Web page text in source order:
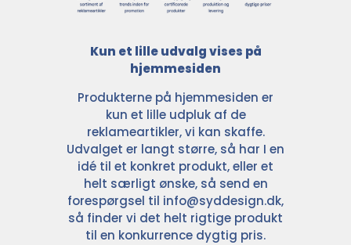
Kun et lille udvalg vises på
hjemmesiden
Produkterne på hjemmesiden er
kun et lille udpluk af de
reklameartikler, vi kan skaffe.
Udvalget er langt større, så har I en
idé til et konkret produkt, eller et
helt særligt ønske, så send en
forespørgsel til info@syddesign.dk,
så finder vi det helt rigtige produkt
til en konkurrence dygtig pris.